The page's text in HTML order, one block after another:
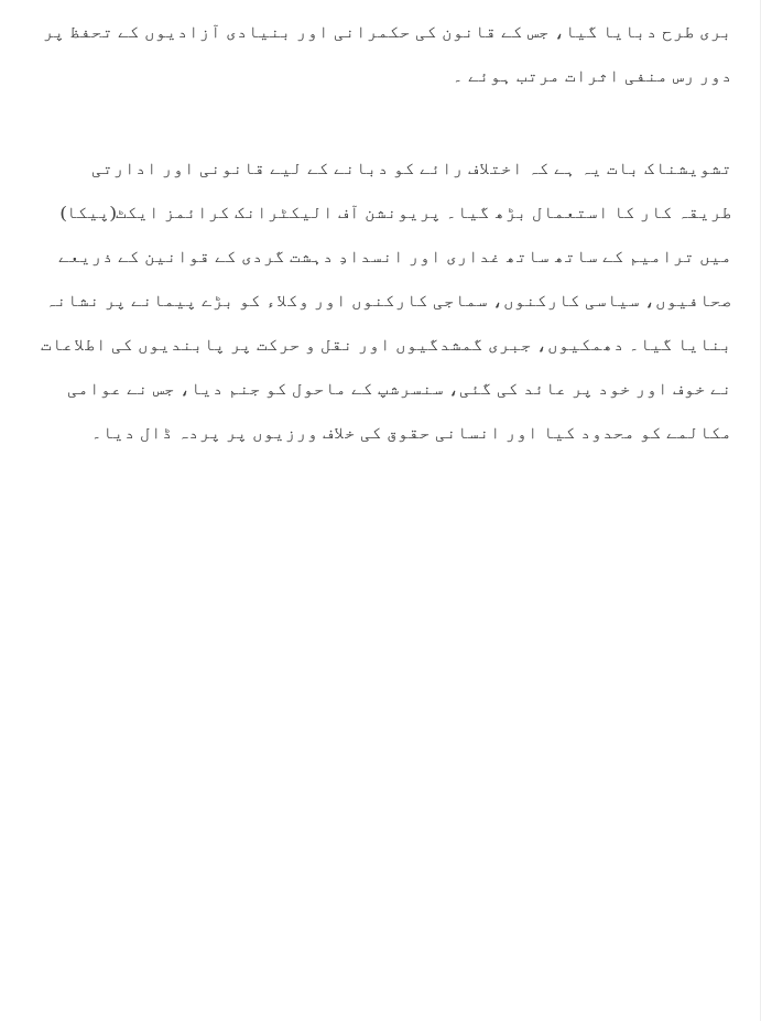
بری طرح دبایا گیا، جس کے قانون کی حکمرانی اور بنیادی آزادیوں کے تحفظ پر
دور رس منفی اثرات مرتب ہوئے ۔
تشویشناک بات یہ ہے کہ اختلاف رائے کو دبانے کے لیے قانونی اور ادارتی
طریقہ کار کا استعمال بڑھ گیا۔ پریونشن آف الیکٹرانک کرائمز ایکٹ(پیکا)
میں ترامیم کے ساتھ ساتھ غداری اور انسدادِ دہشت گردی کے قوانین کے ذریعے
صحافیوں، سیاسی کارکنوں، سماجی کارکنوں اور وکلاء کو بڑے پیمانے پر نشانہ
بنایا گیا۔ دھمکیوں، جبری گمشدگیوں اور نقل و حرکت پر پابندیوں کی اطلاعات
نے خوف اور خود پر عائد کی گئی، سنسرشپ کے ماحول کو جنم دیا، جس نے عوامی
مکالمے کو محدود کیا اور انسانی حقوق کی خلاف ورزیوں پر پردہ ڈال دیا۔